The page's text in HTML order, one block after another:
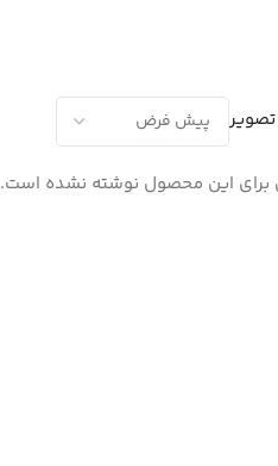
این محصول نوشته نشده است.